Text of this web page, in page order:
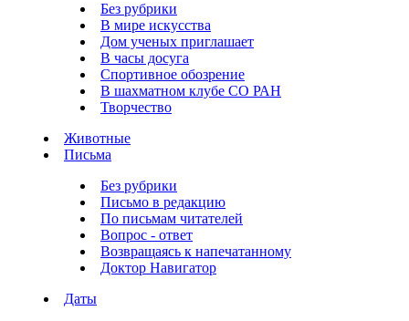
Без рубрики
В мире искусства
Дом ученых приглашает
В часы досуга
Спортивное обозрение
В шахматном клубе СО РАН
Творчество
Животные
Письма
Без рубрики
Письмо в редакцию
По письмам читателей
Вопрос - ответ
Возвращаясь к напечатанному
Доктор Навигатор
Даты